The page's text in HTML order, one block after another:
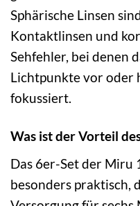
Sphärische Linsen
Kontaktlinsen und
Sehfehler, bei denen
Lichtpunkte vor oder
fokussiert.
Was ist der Vorteil
Das 6er-Set der Miru
besonders praktisch,